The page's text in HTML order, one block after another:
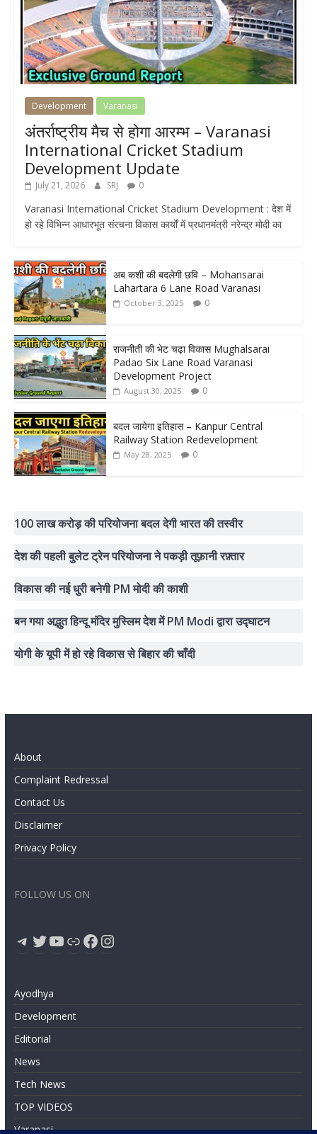
Development Varanasi
अंतर्राष्ट्रीय मैच से होगा आरम्भ – Varanasi
International Cricket Stadium
Development Update
July 21, 2026 SRJ 0
Varanasi International Cricket Stadium Development : देश में
हो रहे विभिन्न आधारभूत संरचना विकास कार्यों में प्रधानमंत्री नरेन्द्र मोदी का
अब कशी की बदलेगी छवि – Mohansarai
Lahartara 6 Lane Road Varanasi
October 3, 2025 0
राजनीती की भेट चढ़ा विकास Mughalsarai
Padao Six Lane Road Varanasi
Development Project
August 30, 2025 0
बदल जायेगा इतिहास – Kanpur Central
Railway Station Redevelopment
May 28, 2025 0
100 लाख करोड़ की परियोजना बदल देगी भारत की तस्वीर
देश की पहली बुलेट ट्रेन परियोजना ने पकड़ी तूफ़ानी रफ़्तार
विकास की नई धुरी बनेगी PM मोदी की काशी
बन गया अद्भुत हिन्दू मंदिर मुस्लिम देश में PM Modi द्वारा उद्घाटन
योगी के यूपी में हो रहे विकास से बिहार की चाँदी
About
Complaint Redressal
Contact Us
Disclaimer
Privacy Policy
FOLLOW US ON
Telegram
Twitter
YouTube
LinkFacebook
Instagram
Ayodhya
Development
Editorial
News
Tech News
TOP VIDEOS
Varanasi